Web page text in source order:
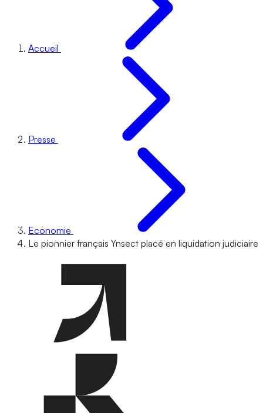
Accueil
Presse
Economie
Le pionnier français Ynsect placé en liquidation judiciaire